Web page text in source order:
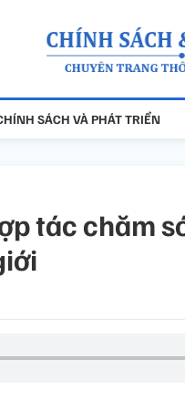
SÁCH VÀ PHÁT TRIỂN
tác chăm